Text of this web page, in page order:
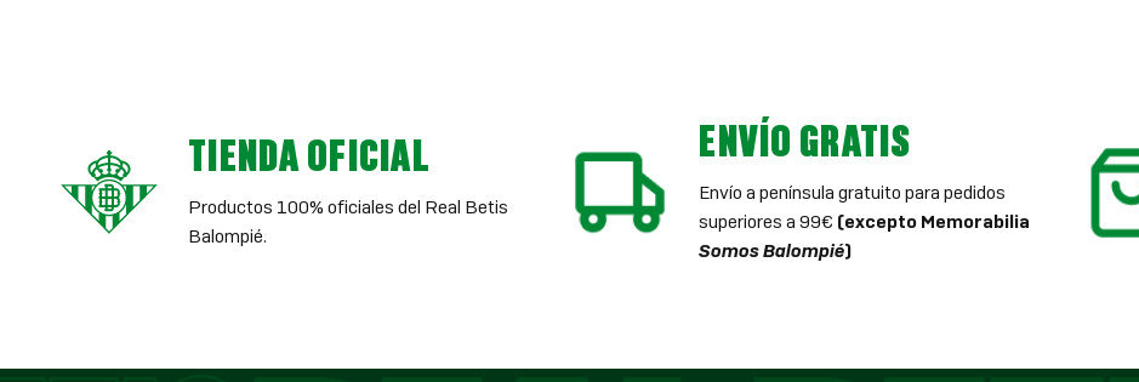
TIENDA OFICIAL
Productos 100% oficiales del Real Betis
Balompié.
ENVÍO GRATIS
Envío a península gratuito para pedidos
superiores a 99€ (excepto Memorabilia
Somos Balompié)